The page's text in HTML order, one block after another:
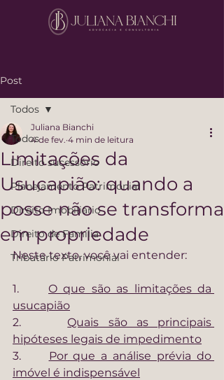
Post
Todos
Direito sucessório
Planejamento Patrimonial
Direito Imobiliário
Direito de Família
Tributário Patrimonial
Todos
Limitações da
Usucapião: quando a
posse não se transforma
em propriedade
Juliana Bianchi
4 de fev. 4 min de leitura
Neste texto, você vai entender:
1. O que são as limitações da
usucapião
2. Quais são as principais
hipóteses legais de impedimento
3. Por que a análise prévia do
imóvel é indispensável